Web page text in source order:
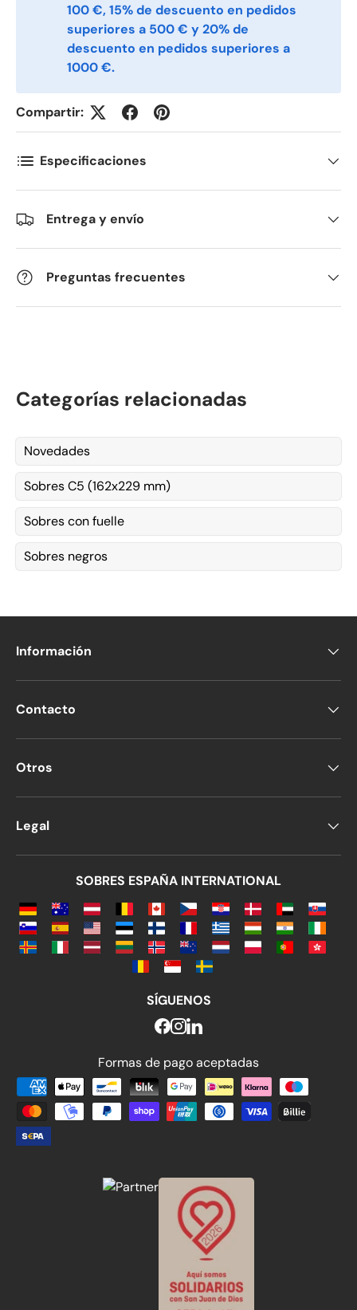
Antall *
Kommentarer
100 €, 15% de descuento en pedidos
superiores a 500 € y 20% de
descuento en pedidos superiores a
1000 €.
Compartir:
Especificaciones
Entrega y envío
Preguntas frecuentes
Categorías relacionadas
Novedades
Sobres C5 (162x229 mm)
Sobres con fuelle
Sobres negros
Información
Contacto
Otros
Legal
SOBRES ESPAÑA INTERNATIONAL
SÍGUENOS
Formas de pago aceptadas
Formas de pago aceptadas